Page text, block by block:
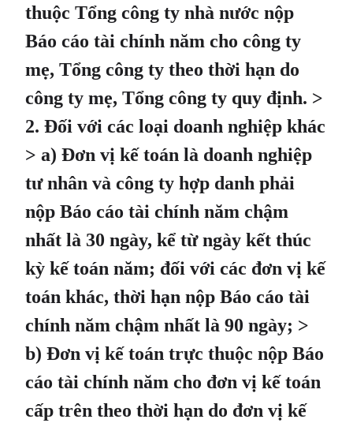
thuộc Tổng công ty nhà nước nộp
Báo cáo tài chính năm cho công ty
mẹ, Tổng công ty theo thời hạn do
công ty mẹ, Tổng công ty quy định. >
2. Đối với các loại doanh nghiệp khác
> a) Đơn vị kế toán là doanh nghiệp
tư nhân và công ty hợp danh phải
nộp Báo cáo tài chính năm chậm
nhất là 30 ngày, kể từ ngày kết thúc
kỳ kế toán năm; đối với các đơn vị kế
toán khác, thời hạn nộp Báo cáo tài
chính năm chậm nhất là 90 ngày; >
b) Đơn vị kế toán trực thuộc nộp Báo
cáo tài chính năm cho đơn vị kế toán
cấp trên theo thời hạn do đơn vị kế